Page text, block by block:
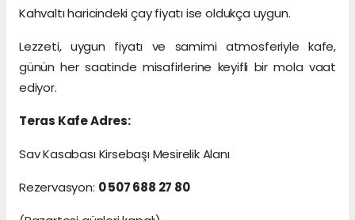
Kahvaltı haricindeki çay fiyatı ise oldukça uygun.
Lezzeti, uygun fiyatı ve samimi atmosferiyle kafe,
günün her saatinde misafirlerine keyifli bir mola vaat
ediyor.
Teras Kafe Adres:
Sav Kasabası Kirsebaşı Mesirelik Alanı
Rezervasyon: 0 507 688 27 80